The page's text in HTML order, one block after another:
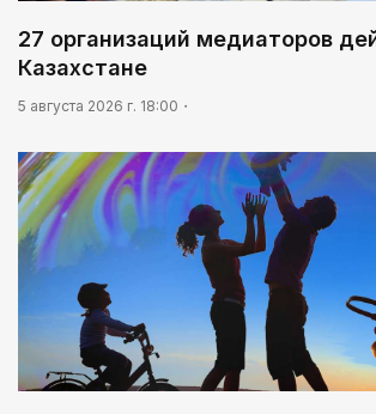
27 организаций медиаторов
Казахстане
5 августа 2026 г. 18:00